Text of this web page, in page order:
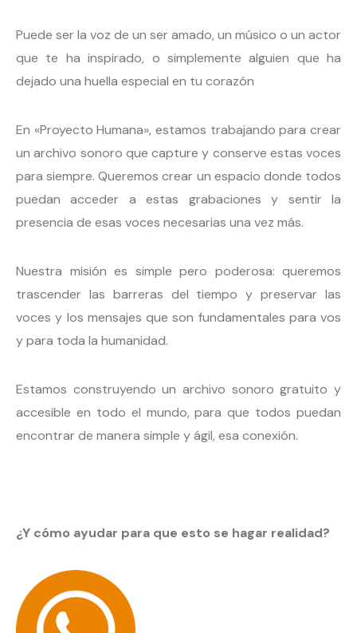
Puede ser la voz de un ser amado, un músico o un actor
que te ha inspirado, o simplemente alguien que ha
dejado una huella especial en tu corazón
En «Proyecto Humana», estamos trabajando para crear
un archivo sonoro que capture y conserve estas voces
para siempre. Queremos crear un espacio donde todos
puedan acceder a estas grabaciones y sentir la
presencia de esas voces necesarias una vez más.
Nuestra misión es simple pero poderosa: queremos
trascender las barreras del tiempo y preservar las
voces y los mensajes que son fundamentales para vos
y para toda la humanidad.
Estamos construyendo un archivo sonoro gratuito y
accesible en todo el mundo, para que todos puedan
encontrar de manera simple y ágil, esa conexión.
¿Y cómo ayudar para que esto se hagar realidad?